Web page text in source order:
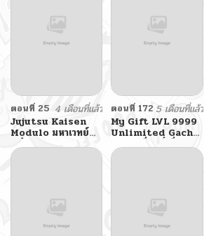
ตอนที่ 25 4 เดือนที่แล้ว
Jujutsu Kaisen
Modulo มหาเวทย์
ผนึกมาร Modulo
ตอนที่ 172 5 เดือนที่แล้ว
My Gift LVL 9999
Unlimited Gacha
ผมถูกเพื่อนที่เชื่อใจ
หลอกไปฆ่า เลยใช้